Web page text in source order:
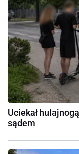
Uciekał
sądem